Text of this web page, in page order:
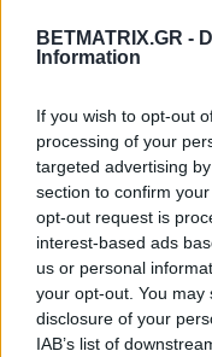
BETMATRIX.GR -
Information
If you wish to opt-out
processing of your
targeted advertising
section to confirm
opt-out request is
interest-based ads
us or personal
your opt-out. You
disclosure of your
IAB’s list of
τον Σερούντολο
ευνοεί και μπορεί ο
Προγνωστικά
Τζιοβάνι Μ.
Συνεχίζουμε με
Τσιτσιπά με τον
πρωταθλητής
φιλοδοξίες να
σε Μαδρίτη και